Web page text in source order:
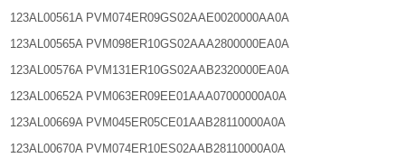
123AL00561A PVM074ER09GS02AAE0020000AA0A
123AL00565A PVM098ER10GS02AAA2800000EA0A
123AL00576A PVM131ER10GS02AAB2320000EA0A
123AL00652A PVM063ER09EE01AAA07000000A0A
123AL00669A PVM045ER05CE01AAB28110000A0A
123AL00670A PVM074ER10ES02AAB28110000A0A